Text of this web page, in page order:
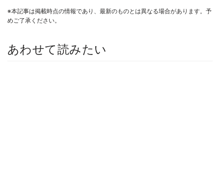
※本記事は掲載時点の情報であり、最新のものとは異なる場合があります。予
めご了承ください。
あわせて読みたい